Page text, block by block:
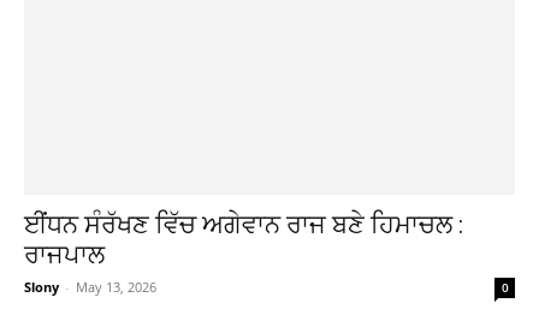
ਈਂਧਨ ਸੰਰੱਖਣ ਵਿੱਚ ਅਗੇਵਾਨ ਰਾਜ ਬਣੇ ਹਿਮਾਚਲ :
ਰਾਜਪਾਲ
Slony - May 13, 2026 0